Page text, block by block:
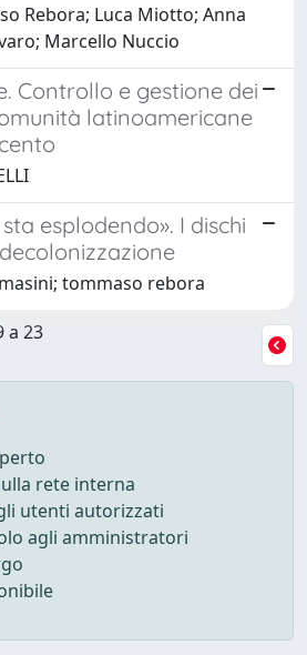
Rebora; Luca Miotto; Anna
Marcello Nuccio
Controllo e gestione dei
latinoamericane
esplodendo». I dischi
tommaso rebora
a 23
rete interna
utenti autorizzati
agli amministratori